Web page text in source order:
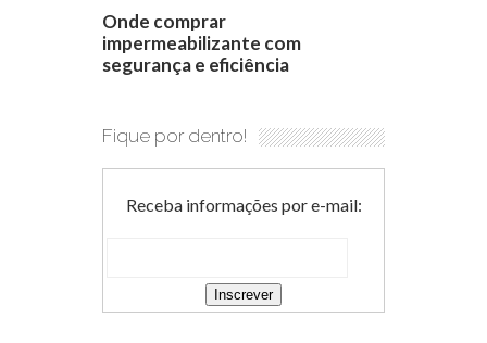
Onde comprar
impermeabilizante com
segurança e eficiência
Fique por dentro!
Receba informações por e-mail: